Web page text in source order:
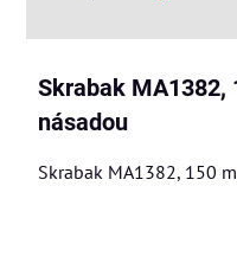
Skrabak MA1382,
násadou
Skrabak MA1382, 150